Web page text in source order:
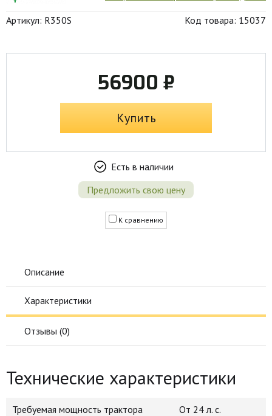
Артикул: R350S Код товара: 15037
56900 ₽
Купить
Есть в наличии
Предложить свою цену
К сравнению
Описание
Характеристики
Отзывы (0)
Технические характеристики
Требуемая мощность трактора
От 24 л. с.